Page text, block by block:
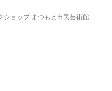
ョップ まつもと市民芸術館